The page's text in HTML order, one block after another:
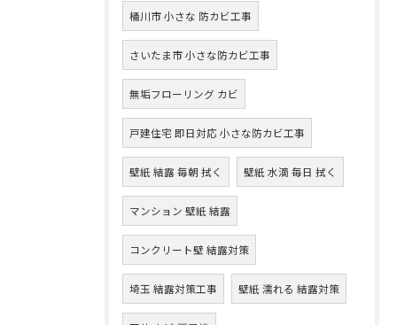
桶川市 小さな 防カビ工事
さいたま市 小さな防カビ工事
無垢フローリング カビ
戸建住宅 即日対応 小さな防カビ工事
壁紙 結露 毎朝 拭く 壁紙 水滴 毎日 拭く
マンション 壁紙 結露
コンクリート壁 結露対策
埼玉 結露対策工事 壁紙 濡れる 結露対策